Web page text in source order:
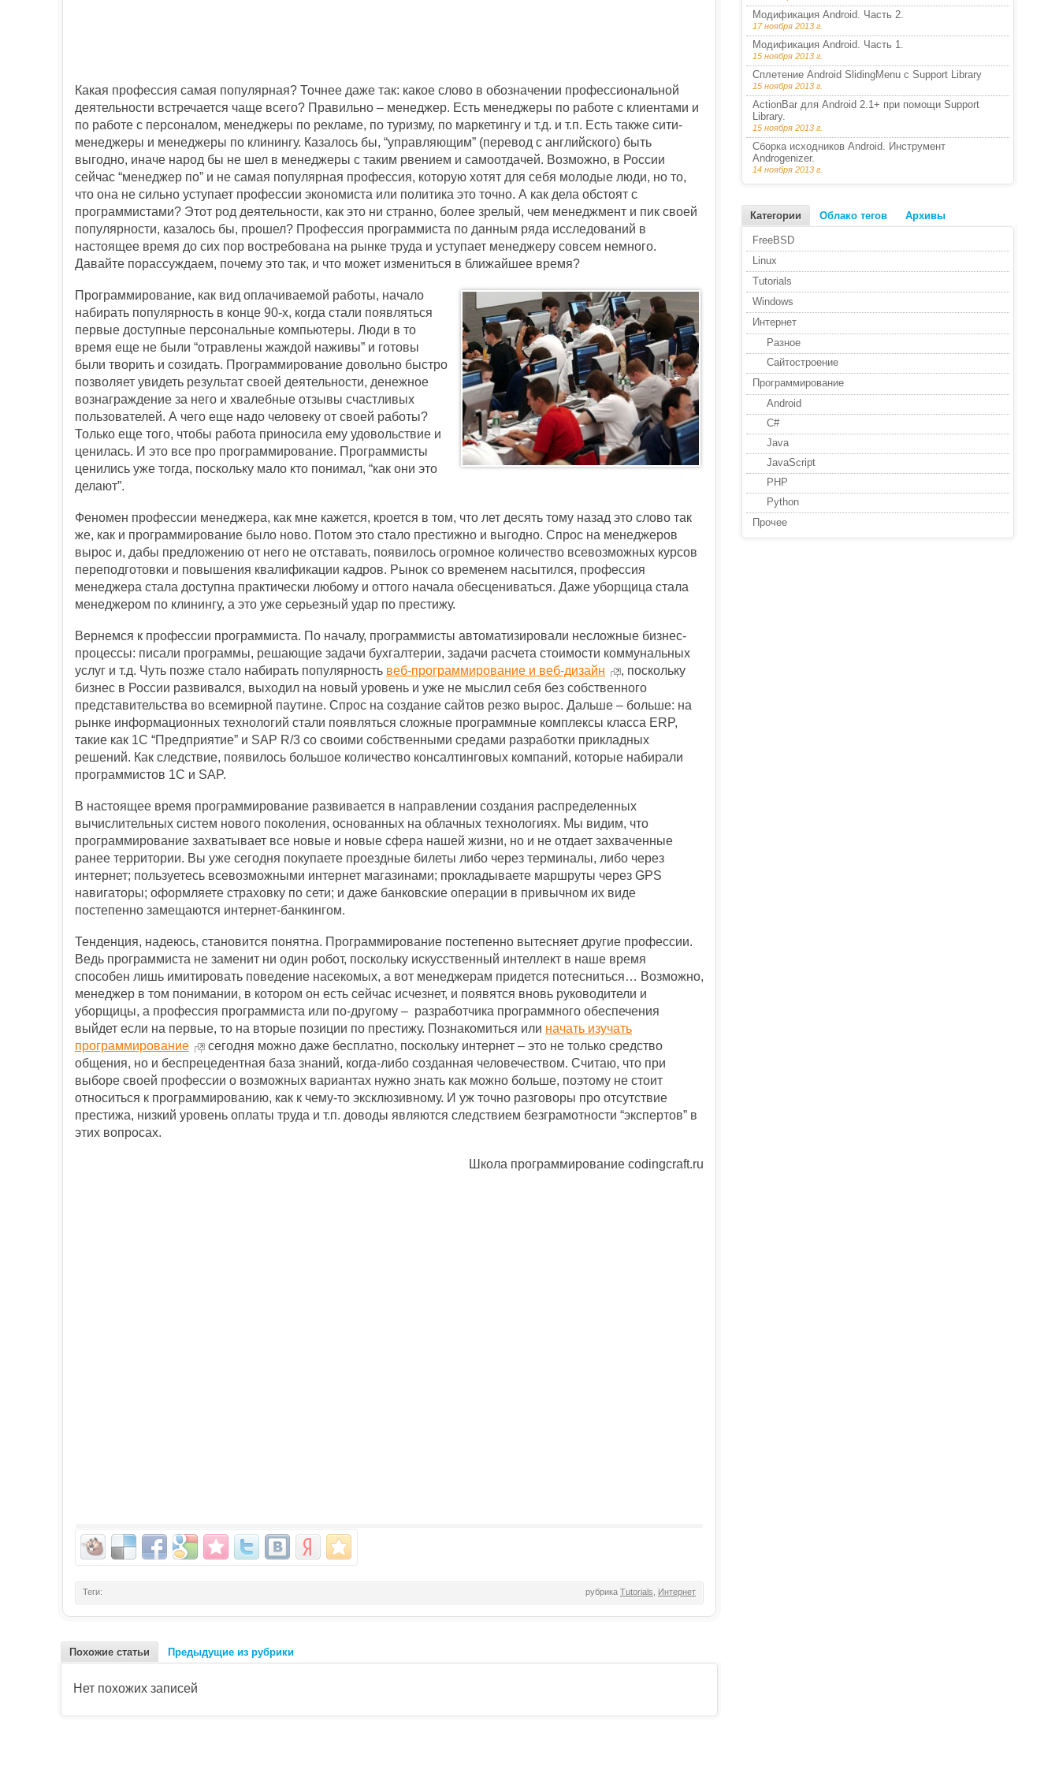
Какая профессия самая популярная? Точнее даже так: какое слово в обозначении профессиональной
деятельности встречается чаще всего? Правильно – менеджер. Есть менеджеры по работе с клиентами и
по работе с персоналом, менеджеры по рекламе, по туризму, по маркетингу и т.д. и т.п. Есть также сити-
менеджеры и менеджеры по клинингу. Казалось бы, “управляющим” (перевод с английского) быть
выгодно, иначе народ бы не шел в менеджеры с таким рвением и самоотдачей. Возможно, в России
сейчас “менеджер по” и не самая популярная профессия, которую хотят для себя молодые люди, но то,
что она не сильно уступает профессии экономиста или политика это точно. А как дела обстоят с
программистами? Этот род деятельности, как это ни странно, более зрелый, чем менеджмент и пик своей
популярности, казалось бы, прошел? Профессия программиста по данным ряда исследований в
настоящее время до сих пор востребована на рынке труда и уступает менеджеру совсем немного.
Давайте порассуждаем, почему это так, и что может измениться в ближайшее время?
Программирование, как вид оплачиваемой работы, начало
набирать популярность в конце 90-х, когда стали появляться
первые доступные персональные компьютеры. Люди в то
время еще не были “отравлены жаждой наживы” и готовы
были творить и созидать. Программирование довольно быстро
позволяет увидеть результат своей деятельности, денежное
вознаграждение за него и хвалебные отзывы счастливых
пользователей. А чего еще надо человеку от своей работы?
Только еще того, чтобы работа приносила ему удовольствие и
ценилась. И это все про программирование. Программисты
ценились уже тогда, поскольку мало кто понимал, “как они это
делают”.
Феномен профессии менеджера, как мне кажется, кроется в том, что лет десять тому назад это слово так
же, как и программирование было ново. Потом это стало престижно и выгодно. Спрос на менеджеров
вырос и, дабы предложению от него не отставать, появилось огромное количество всевозможных курсов
переподготовки и повышения квалификации кадров. Рынок со временем насытился, профессия
менеджера стала доступна практически любому и оттого начала обесцениваться. Даже уборщица стала
менеджером по клинингу, а это уже серьезный удар по престижу.
Вернемся к профессии программиста. По началу, программисты автоматизировали несложные бизнес-
процессы: писали программы, решающие задачи бухгалтерии, задачи расчета стоимости коммунальных
услуг и т.д. Чуть позже стало набирать популярность веб-программирование и веб-дизайн
, поскольку
бизнес в России развивался, выходил на новый уровень и уже не мыслил себя без собственного
представительства во всемирной паутине. Спрос на создание сайтов резко вырос. Дальше – больше: на
рынке информационных технологий стали появляться сложные программные комплексы класса ERP,
такие как 1С “Предприятие” и SAP R/3 со своими собственными средами разработки прикладных
решений. Как следствие, появилось большое количество консалтинговых компаний, которые набирали
программистов 1С и SAP.
В настоящее время программирование развивается в направлении создания распределенных
вычислительных систем нового поколения, основанных на облачных технологиях. Мы видим, что
программирование захватывает все новые и новые сфера нашей жизни, но и не отдает захваченные
ранее территории. Вы уже сегодня покупаете проездные билеты либо через терминалы, либо через
интернет; пользуетесь всевозможными интернет магазинами; прокладываете маршруты через GPS
навигаторы; оформляете страховку по сети; и даже банковские операции в привычном их виде
постепенно замещаются интернет-банкингом.
Тенденция, надеюсь, становится понятна. Программирование постепенно вытесняет другие профессии.
Ведь программиста не заменит ни один робот, поскольку искусственный интеллект в наше время
способен лишь имитировать поведение насекомых, а вот менеджерам придется потесниться… Возможно,
менеджер в том понимании, в котором он есть сейчас исчезнет, и появятся вновь руководители и
уборщицы, а профессия программиста или по-другому – разработчика программного обеспечения
выйдет если на первые, то на вторые позиции по престижу. Познакомиться или начать изучать
программирование
сегодня можно даже бесплатно, поскольку интернет – это не только средство
общения, но и беспрецедентная база знаний, когда-либо созданная человечеством. Считаю, что при
выборе своей профессии о возможных вариантах нужно знать как можно больше, поэтому не стоит
относиться к программированию, как к чему-то эксклюзивному. И уж точно разговоры про отсутствие
престижа, низкий уровень оплаты труда и т.п. доводы являются следствием безграмотности “экспертов” в
этих вопросах.
Школа программирование codingcraft.ru
Теги: рубрика Tutorials Интернет
Похожие статьи Предыдущие из рубрики
Нет похожих записей
Модификация Android. Часть 2.
17 ноября 2013 г.
Модификация Android. Часть 1.
15 ноября 2013 г.
Сплетение Android SlidingMenu с Support Library
15 ноября 2013 г.
ActionBar для Android 2.1+ при помощи Support
Library.
15 ноября 2013 г.
Сборка исходников Android. Инструмент
Androgenizer.
14 ноября 2013 г.
Категории Облако тегов Архивы
FreeBSD
Linux
Tutorials
Windows
Интернет
Разное
Сайтостроение
Программирование
Android
C#
Java
JavaScript
PHP
Python
Прочее